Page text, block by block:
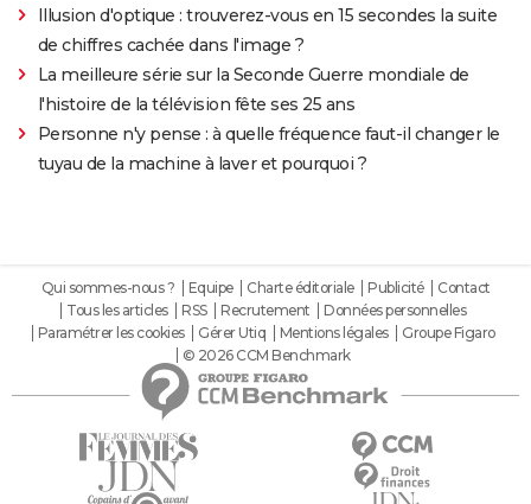
Illusion d'optique : trouverez-vous en 15 secondes la suite
de chiffres cachée dans l'image ?
La meilleure série sur la Seconde Guerre mondiale de
l'histoire de la télévision fête ses 25 ans
Personne n'y pense : à quelle fréquence faut-il changer le
tuyau de la machine à laver et pourquoi ?
Qui sommes-nous ? Equipe Charte éditoriale Publicité
Contact
Tous les articles
RSS Recrutement
Données personnelles
Paramétrer les cookies
Gérer Utiq Mentions légales
Groupe Figaro
© 2026 CCM Benchmark